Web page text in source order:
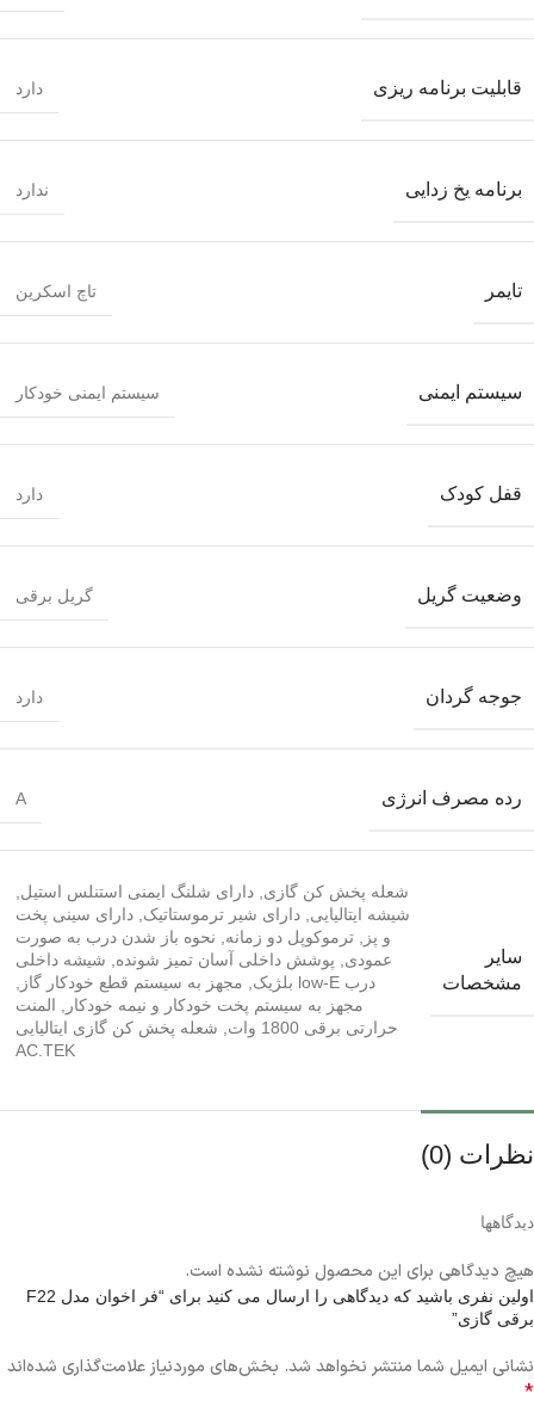
قابلیت برنامه ریزی دارد
برنامه یخ زدایی ندارد
تایمر تاچ اسکرین
سیستم ایمنی سیستم ایمنی خودکار
قفل کودک دارد
وضعیت گریل گریل برقی
جوجه گردان دارد
رده مصرف انرژی A
سایر
مشخصات
شعله پخش کن گازی دارای شلنگ ایمنی استنلس استیل
شیشه ایتالیایی دارای شیر ترموستاتیک دارای سینی پخت
و پز
ترموکوپل دو زمانه
نحوه باز شدن درب به صورت
عمودی
پوشش داخلی آسان تمیز شونده
شیشه داخلی
درب low-E بلژیک
مجهز به سیستم قطع خودکار گاز
مجهز به سیستم پخت خودکار و نیمه خودکار
المنت
حرارتی برقی 1800 وات
شعله پخش کن گازی ایتالیایی
AC.TEK
نظرات (0)
دیدگاهها
هیچ دیدگاهی برای این محصول نوشته نشده است.
اولین نفری باشید که دیدگاهی را ارسال می کنید برای “فر اخوان مدل F22
برقی گازی”
نشانی ایمیل شما منتشر نخواهد شد. بخش‌های موردنیاز علامت‌گذاری شده‌اند
*